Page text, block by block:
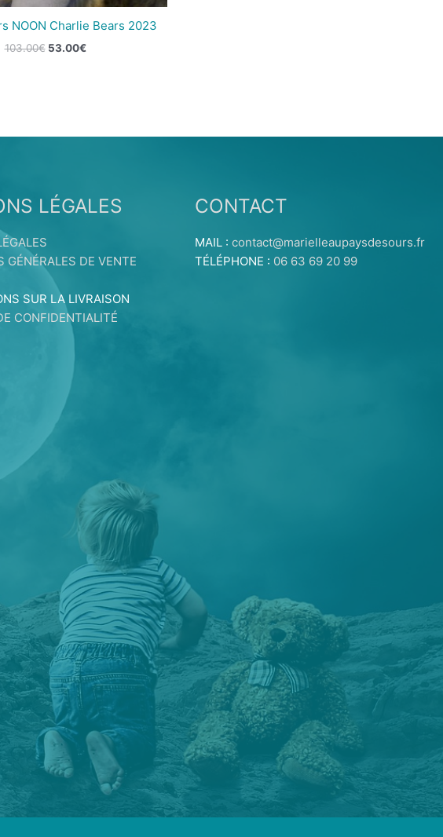
NOON Charlie Bears 2023
103.00€ 53.00€
LÉGALES
GÉNÉRALES DE VENTE
SUR LA LIVRAISON
CONFIDENTIALITÉ
CONTACT
MAIL : contact@marielleaupaysdesours.fr
TÉLÉPHONE : 06 63 69 20 99